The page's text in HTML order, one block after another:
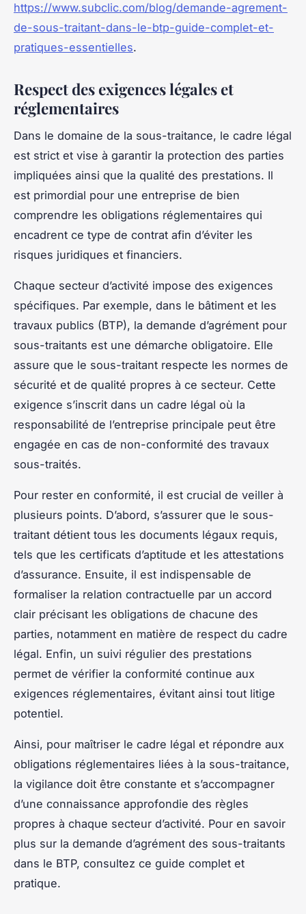
https://www.subclic.com/blog/demande-agrement-
de-sous-traitant-dans-le-btp-guide-complet-et-
pratiques-essentielles.
Respect des exigences légales et
réglementaires
Dans le domaine de la sous-traitance, le cadre légal
est strict et vise à garantir la protection des parties
impliquées ainsi que la qualité des prestations. Il
est primordial pour une entreprise de bien
comprendre les obligations réglementaires qui
encadrent ce type de contrat afin d’éviter les
risques juridiques et financiers.
Chaque secteur d’activité impose des exigences
spécifiques. Par exemple, dans le bâtiment et les
travaux publics (BTP), la demande d’agrément pour
sous-traitants est une démarche obligatoire. Elle
assure que le sous-traitant respecte les normes de
sécurité et de qualité propres à ce secteur. Cette
exigence s’inscrit dans un cadre légal où la
responsabilité de l’entreprise principale peut être
engagée en cas de non-conformité des travaux
sous-traités.
Pour rester en conformité, il est crucial de veiller à
plusieurs points. D’abord, s’assurer que le sous-
traitant détient tous les documents légaux requis,
tels que les certificats d’aptitude et les attestations
d’assurance. Ensuite, il est indispensable de
formaliser la relation contractuelle par un accord
clair précisant les obligations de chacune des
parties, notamment en matière de respect du cadre
légal. Enfin, un suivi régulier des prestations
permet de vérifier la conformité continue aux
exigences réglementaires, évitant ainsi tout litige
potentiel.
Ainsi, pour maîtriser le cadre légal et répondre aux
obligations réglementaires liées à la sous-traitance,
la vigilance doit être constante et s’accompagner
d’une connaissance approfondie des règles
propres à chaque secteur d’activité. Pour en savoir
plus sur la demande d’agrément des sous-traitants
dans le BTP, consultez ce guide complet et
pratique.